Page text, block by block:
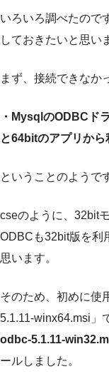
いろいろ調べたので
しておきたいと思い
まず、接続できなか
・MysqlのODBCド
と64bitのアプリから
ということのようで
cseのように、32bit
ODBCも32bit版を利
思います。
そのため、初めに使
5.1.11-winx64.msi」
odbc-5.1.11-
ールしました。